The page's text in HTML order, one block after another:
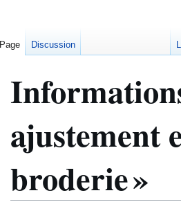
ajustement
broderie »
Page Discussion